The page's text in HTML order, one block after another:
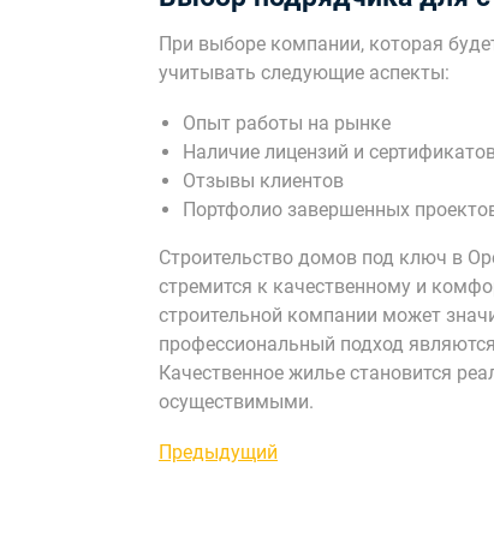
При выборе компании, которая
учитывать следующие аспекты:
Опыт работы на рынке
Наличие лицензий и
Отзывы клиентов
Портфолио завершенных
Строительство домов под ключ в
стремится к качественному и
строительной компании может
профессиональный подход
Качественное жилье становится
осуществимыми.
Навигация
Предыдущая
Предыдущий